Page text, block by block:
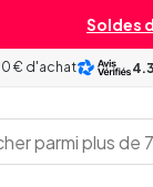
Soldes
€ d'achat 4.3